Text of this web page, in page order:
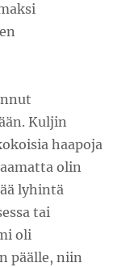
Kuljin
haapoja
olin
lyhintä
tai
oli
päälle, niin